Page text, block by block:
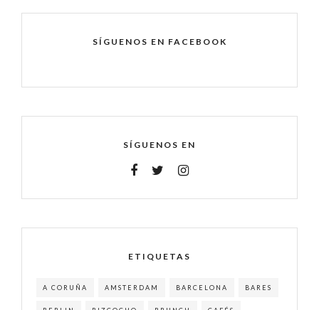
SÍGUENOS EN FACEBOOK
SÍGUENOS EN
ETIQUETAS
A CORUÑA AMSTERDAM BARCELONA BARES